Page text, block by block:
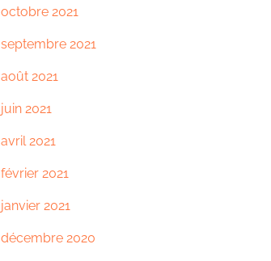
octobre 2021
septembre 2021
août 2021
juin 2021
avril 2021
février 2021
janvier 2021
décembre 2020